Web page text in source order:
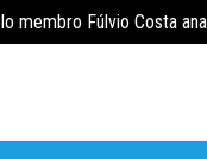
Fúlvio Costa
da Impunidade na Vida